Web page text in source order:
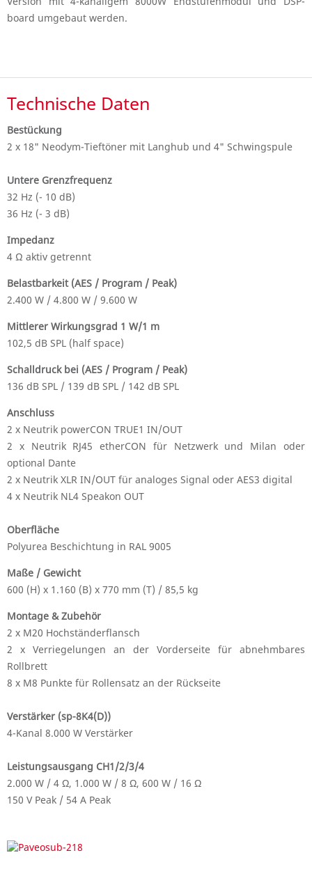
board umgebaut werden.
Technische Daten
Bestückung
2 x 18" Neodym-Tieftöner mit Langhub und 4" Schwingspule
Untere Grenzfrequenz
32 Hz (- 10 dB)
36 Hz (- 3 dB)
Impedanz
4 Ω aktiv getrennt
Belastbarkeit (AES / Program / Peak)
2.400 W / 4.800 W / 9.600 W
Mittlerer Wirkungsgrad 1 W/1 m
102,5 dB SPL (half space)
Schalldruck bei (AES / Program / Peak)
136 dB SPL / 139 dB SPL / 142 dB SPL
Anschluss
2 x Neutrik powerCON TRUE1 IN/OUT
2 x Neutrik RJ45 etherCON für Netzwerk und Milan oder
optional Dante
2 x Neutrik XLR IN/OUT für analoges Signal oder AES3 digital
4 x Neutrik NL4 Speakon OUT
Oberfläche
Polyurea Beschichtung in RAL 9005
Maße / Gewicht
600 (H) x 1.160 (B) x 770 mm (T) / 85,5 kg
Montage & Zubehör
2 x M20 Hochständerflansch
2 x Verriegelungen an der Vorderseite für abnehmbares
Rollbrett
8 x M8 Punkte für Rollensatz an der Rückseite
Verstärker (sp-8K4(D))
4-Kanal 8.000 W Verstärker
Leistungsausgang CH1/2/3/4
2.000 W / 4 Ω, 1.000 W / 8 Ω, 600 W / 16 Ω
150 V Peak / 54 A Peak